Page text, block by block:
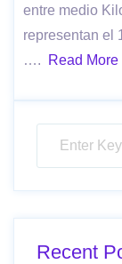
entre medio
representan el
….
Read More
Recent